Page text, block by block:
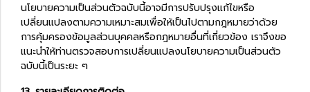
นโยบายความเป็นส่วนตัวฉบับนี้อาจมีการปรับปรุงแก้ไขหรือ
เปลี่ยนแปลงตามความเหมาะสมเพื่อให้เป็นไปตามกฎหมายว่าด้วย
การคุ้มครองข้อมูลส่วนบุคคลหรือกฎหมายอื่นที่เกี่ยวข้อง เราจึงขอ
แนะนำให้ท่านตรวจสอบการเปลี่ยนแปลงนโยบายความเป็นส่วนตัว
ฉบับนี้เป็นระยะ ๆ